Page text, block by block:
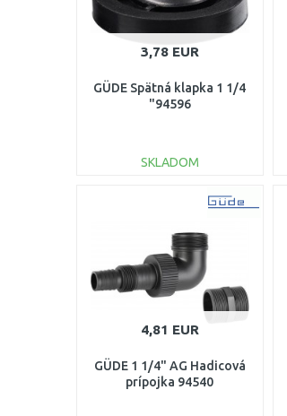
3,78 EUR
GÜDE Spätná klapka 1 1/4
"94596
SKLADOM
DO KOŠÍKA
Porovnať
4,81 EUR
GÜDE 1 1/4" AG Hadicová
prípojka 94540